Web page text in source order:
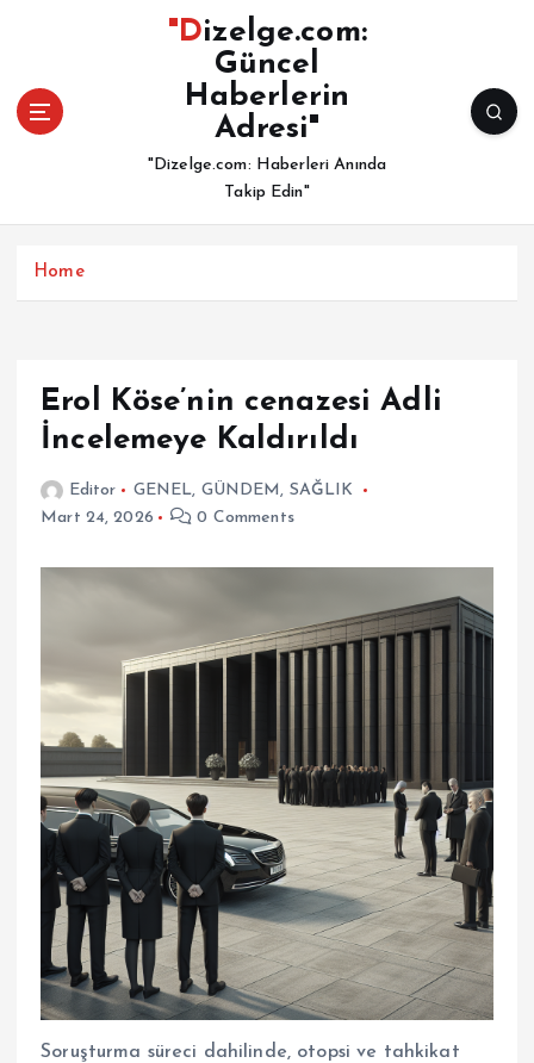
"Dizelge.com:
Güncel
Haberlerin
Adresi"
"Dizelge.com: Haberleri Anında
Takip Edin"
Home
Erol Köse’nin cenazesi Adli
İncelemeye Kaldırıldı
Editor GENEL, GÜNDEM , SAĞLIK
Mart 24, 2026
0 Comments
Soruşturma süreci dahilinde, otopsi ve tahkikat